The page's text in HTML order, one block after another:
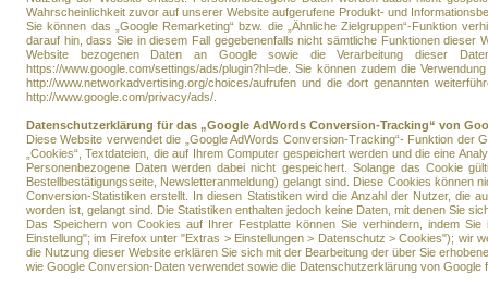
Wahrscheinlichkeit zuvor auf unserer Website aufgerufene Produkt- und
Sie können das „Google Remarketing“ bzw. die „Ähnliche Zielgruppen“-Funktion
darauf hin, dass Sie in diesem Fall gegebenenfalls nicht sämtliche Funktionen
Website bezogenen Daten an Google sowie die Verarbeitung dieser
https://www.google.com/settings/ads/plugin?hl=de. Sie können zudem die
http://www.networkadvertising.org/choices/aufrufen und die dort genannten
http://www.google.com/privacy/ads/.
Datenschutzerklärung für das „Google AdWords Conversion-Tracking“ von
Diese Website verwendet die „Google AdWords Conversion-Tracking“- Funktion der
„Cookies“, Textdateien, die auf Ihrem Computer gespeichert werden und die eine
Personenbezogene Daten werden dabei nicht gespeichert. Solange das Cookie
Bestellbestätigungsseite, Newsletteranmeldung) gelangt sind. Diese Cookies können
Conversion-Statistiken erstellt. In diesen Statistiken wird die Anzahl der Nutzer, die
worden ist, gelangt sind. Die Statistiken enthalten jedoch keine Daten, mit denen Sie
Das Speichern von Cookies auf Ihrer Festplatte können Sie verhindern, indem
Einstellung"; im Firefox unter "Extras > Einstellungen > Datenschutz > Cookies"); wir
die Nutzung dieser Website erklären Sie sich mit der Bearbeitung der über Sie
wie Google Conversion-Daten verwendet sowie die Datenschutzerklärung von